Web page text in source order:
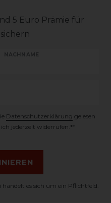
5 Euro Prämie für
NACHNAME
Daten­schutz­erklärung gelesen
jederzeit widerrufen.**
handelt es sich um ein Pflichtfeld.